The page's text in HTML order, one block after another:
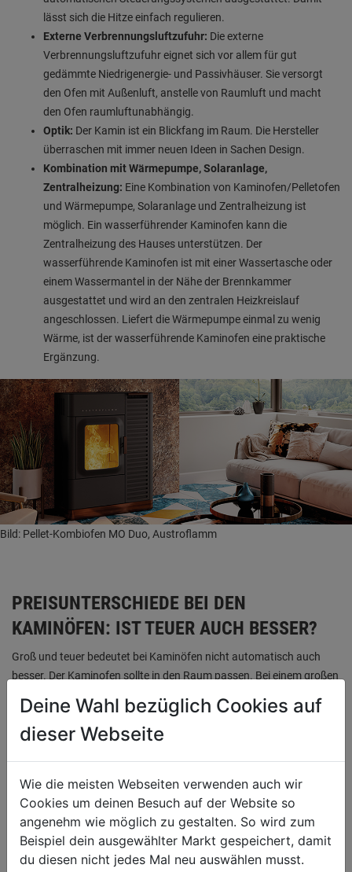
lässt sich die Hitze einfach regulieren.
Externe Verbrennungsluftzufuhr: Die externe
Verbrennungsluftzufuhr eignet sich vor allem für gut
gedämmte Niedrigenergie- und Passivhäuser. Sie versorgt
den Ofen mit Außenluft, anstelle von Raumluft und macht
den Ofen raumluftunabhängig.
Optik: Der Kamin ist ein Blickfang im Raum. Die Hersteller
überraschen mit immer neuen Ideen in Sachen Design.
Kombination mit Wärmepumpe, Solaranlage,
Zentralheizung: Eine Kombination von Kaminofen/Pelletofen
und Wärmepumpe, Solaranlage und Zentralheizung ist
möglich. Ein wasserführender Kaminofen kann die
Zentralheizung des Hauses unterstützen. Der
wasserführende Kaminofen ist mit einer Wassertasche oder
einem Wassermantel in der Nähe der Brennkammer
ausgestattet und wird an den zentralen Heizkreislauf
angeschlossen. Liefert die Wärmepumpe einmal zu wenig
Wärme, ist der wasserführende Kaminofen eine praktische
Ergänzung.
Bild: Pellet-Kombiofen MO Duo, Austroflamm
PREISUNTERSCHIEDE BEI DEN
KAMINÖFEN: IST TEUER AUCH BESSER?
Groß und teuer bedeutet bei Kaminöfen nicht automatisch auch
besser. Der Kaminofen sollte in den Raum passen. Bei einem großen
Die Raumgröße sollte das Vierfache der Ofenleistung betragen. Das
heißt ein Ofen mit 4 kW eignet sich für einen Raum mit 16 m³ (Länge
x Breite x Höhe). Unsere LET’S DOIT Experten beraten dich gerne,
bei der Auswahl des passenden Ofens.
KOSTENFAKTOR HEIZMATERIAL:
Deine Wahl bezüglich Cookies auf
dieser Webseite
Wie die meisten Webseiten verwenden auch wir
Cookies um deinen Besuch auf der Website so
angenehm wie möglich zu gestalten. So wird zum
Beispiel dein ausgewählter Markt gespeichert, damit
du diesen nicht jedes Mal neu auswählen musst.